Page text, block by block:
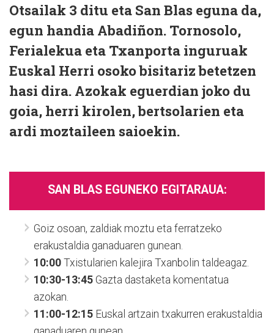
Otsailak 3 ditu eta San Blas eguna da,
egun handia Abadiñon. Tornosolo,
Ferialekua eta Txanporta inguruak
Euskal Herri osoko bisitariz betetzen
hasi dira. Azokak eguerdian joko du
goia, herri kirolen, bertsolarien eta
ardi moztaileen saioekin.
SAN BLAS EGUNEKO EGITARAUA:
Goiz osoan, zaldiak moztu eta ferratzeko
erakustaldia ganaduaren gunean.
10:00 Txistularien kalejira Txanbolin taldeagaz.
10:30-13:45 Gazta dastaketa komentatua
azokan.
11:00-12:15 Euskal artzain txakurren erakustaldia